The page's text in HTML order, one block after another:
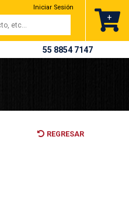
55 8854 7147
Iniciar Sesión
+
REGRESAR